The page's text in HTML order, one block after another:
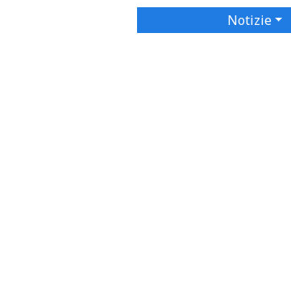
Notizie